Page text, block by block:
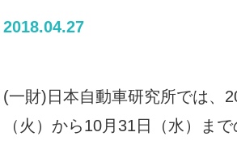
2018.04.27
(一財)日本自動車研究所では、
（火）から10月31日（水）ま